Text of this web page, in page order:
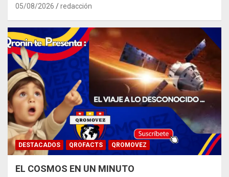
05/08/2026 redacción
DESTACADOS QROFACTS QROMOVEZ
EL COSMOS EN UN MINUTO